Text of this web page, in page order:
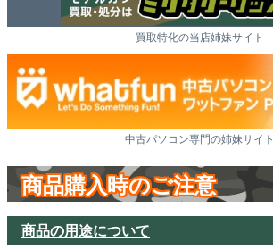
買取特化の当店姉妹サイト
中古パソコン専門の姉妹サイト
商品購入時のご注意
商品の用途について